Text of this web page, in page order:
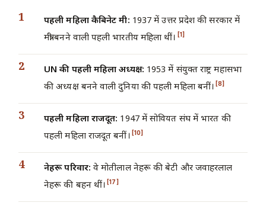
पहली महिला कैबिनेट मंत्री: 1937 में उत्तर प्रदेश की सरकार में
मंत्री बनने वाली पहली भारतीय महिला थीं। [1]
UN की पहली महिला अध्यक्ष: 1953 में संयुक्त राष्ट्र महासभा
की अध्यक्ष बनने वाली दुनिया की पहली महिला बनीं। [8]
पहली महिला राजदूत: 1947 में सोवियत संघ में भारत की
पहली महिला राजदूत बनीं। [10]
नेहरू परिवार: वे मोतीलाल नेहरू की बेटी और जवाहरलाल
नेहरू की बहन थीं। [17]